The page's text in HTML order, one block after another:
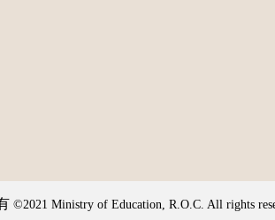
©2021 Ministry of Education, R.O.C. All rights